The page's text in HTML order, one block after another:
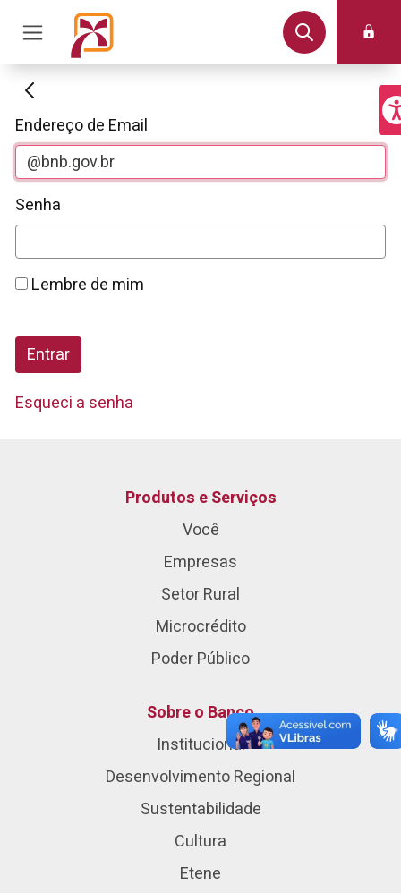
Autenticação
Endereço de Email
Senha
Lembre de mim
Entrar
Esqueci a senha
Produtos e Serviços
Você
Empresas
Setor Rural
Microcrédito
Poder Público
Sobre o Banco
Institucional
Desenvolvimento Regional
Sustentabilidade
Cultura
Etene